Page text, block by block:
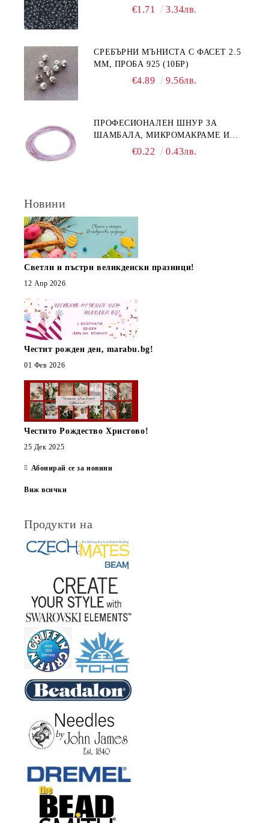
€1.71 3.34лв.
СРЕБЪРНИ МЪНИСТА С ФАСЕТ 2.5
ММ, ПРОБА 925 (10БР)
€4.89 9.56лв.
ПРОФЕСИОНАЛЕН ШНУР ЗА
ШАМБАЛА, МИКРОМАКРАМЕ И
ВЪЗЛИ,GRIFFIN, ЦВЯТ ЛЮЛЯК1ММ
€0.22 0.43лв.
Новини
Светли и пъстри великденски празници!
12 Апр 2026
Честит рожден ден, marabu.bg!
01 Фев 2026
Честито Рождество Христово!
25 Дек 2025
Абонирай се за новини
Виж всички
Продукти на